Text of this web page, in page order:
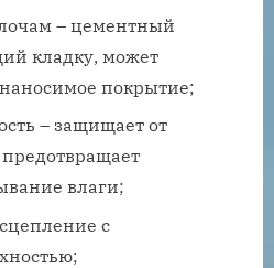
– цементный
кладку, может
покрытие;
– защищает от
предотвращает
влаги;
с